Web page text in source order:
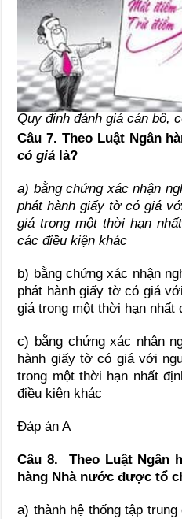
Quy định đánh giá cán bộ,
Câu 7. Theo Luật Ngân
có giá là?
a) bằng chứng xác nhận
phát hành giấy tờ có giá
giá trong một thời hạn
các điều kiện khác
b) bằng chứng xác nhận
phát hành giấy tờ có giá
giá trong một thời hạn nhất
c) bằng chứng xác nhận
hành giấy tờ có giá với
trong một thời hạn nhất
điều kiện khác
Đáp án A
Câu 8. Theo Luật Ngân
hàng Nhà nước được tổ
a) thành hệ thống tập